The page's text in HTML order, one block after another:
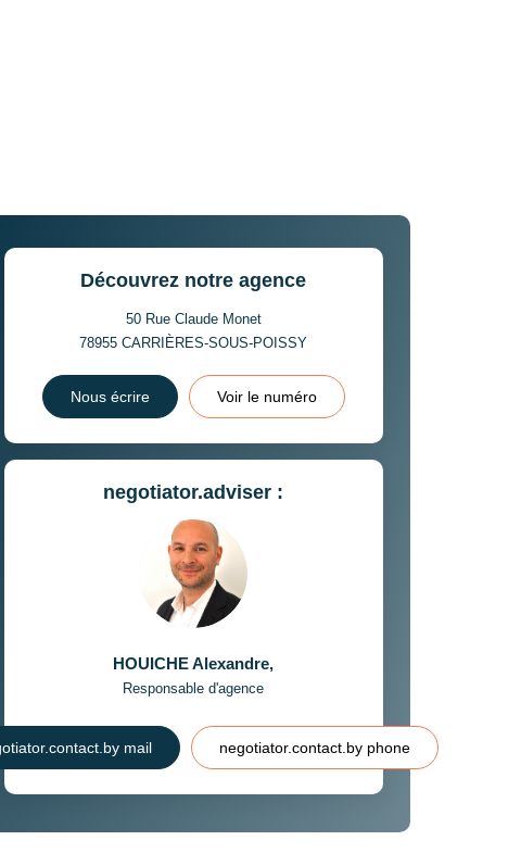
Découvrez notre agence
50 Rue Claude Monet
78955CARRIÈRES-SOUS-POISSY
Nous écrire Voir le numéro
negotiator.adviser :
HOUICHE Alexandre,
Responsable d'agence
mail negotiator.contact.by phone